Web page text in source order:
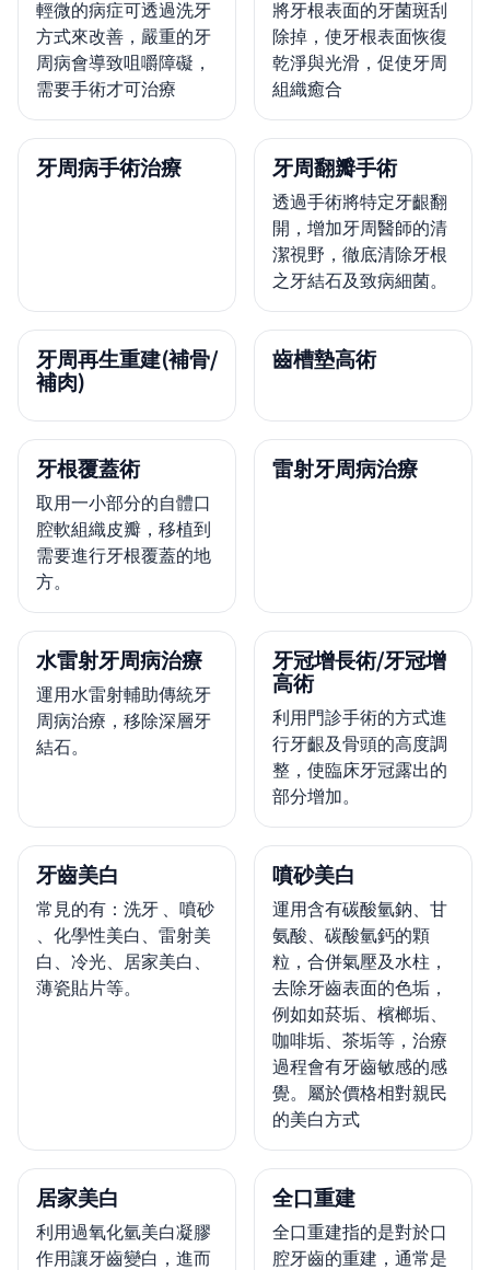
輕微的病症可透過洗牙
方式來改善，嚴重的牙
周病會導致咀嚼障礙，
需要手術才可治療
將牙根表面的牙菌斑刮
除掉，使牙根表面恢復
乾淨與光滑，促使牙周
組織癒合
牙周病手術治療 牙周翻瓣手術
透過手術將特定牙齦翻
開，增加牙周醫師的清
潔視野，徹底清除牙根
之牙結石及致病細菌。
牙周再生重建(補骨/
補肉)
齒槽墊高術
牙根覆蓋術
取用一小部分的自體口
腔軟組織皮瓣，移植到
需要進行牙根覆蓋的地
方。
雷射牙周病治療
水雷射牙周病治療
運用水雷射輔助傳統牙
周病治療，移除深層牙
結石。
牙冠增長術/牙冠增
高術
利用門診手術的方式進
行牙齦及骨頭的高度調
整，使臨床牙冠露出的
部分增加。
牙齒美白
常見的有：洗牙 、噴砂
、化學性美白、雷射美
白、冷光、居家美白、
薄瓷貼片等。
噴砂美白
運用含有碳酸氫鈉、甘
氨酸、碳酸氫鈣的顆
粒，合併氣壓及水柱，
去除牙齒表面的色垢，
例如如菸垢、檳榔垢、
咖啡垢、茶垢等，治療
過程會有牙齒敏感的感
覺。屬於價格相對親民
的美白方式
居家美白
利用過氧化氫美白凝膠
作用讓牙齒變白，進而
全口重建
全口重建指的是對於口
腔牙齒的重建，通常是